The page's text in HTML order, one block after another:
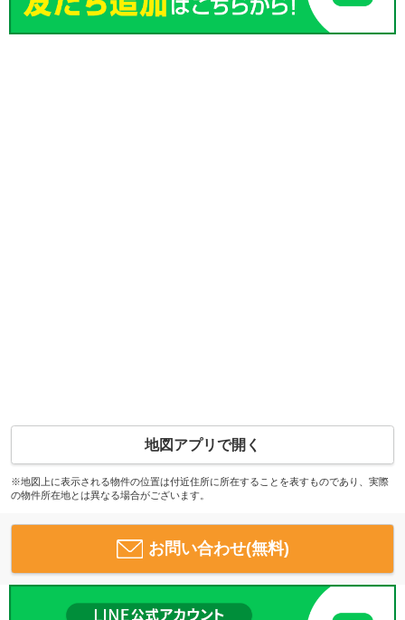
地図アプリで開く
※地図上に表示される物件の位置は付近住所に所在することを表すものであり、実際
の物件所在地とは異なる場合がございます。
お問い合わせ(無料)